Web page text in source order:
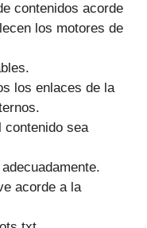
contenidos acorde
los motores de
los enlaces de la
contenido sea
acorde a la